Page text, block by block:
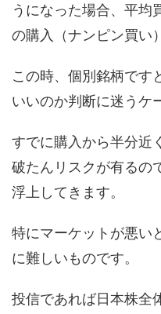
うになった場合、平均
の購入（ナンピン買い
この時、個別銘柄です
いいのか判断に迷うケ
すでに購入から半分近
破たんリスクが有るの
浮上してきます。
特にマーケットが悪い
に難しいものです。
投信であれば日本株全